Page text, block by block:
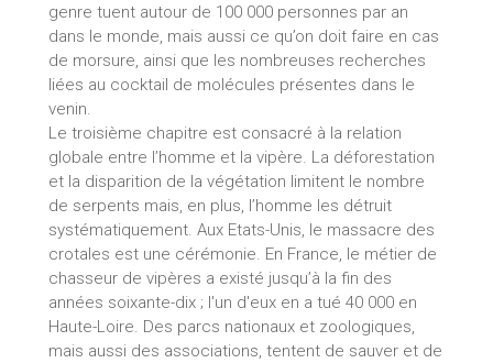
genre tuent autour de 100 000 personnes par an
dans le monde, mais aussi ce qu’on doit faire en cas
de morsure, ainsi que les nombreuses recherches
liées au cocktail de molécules présentes dans le
venin.
Le troisième chapitre est consacré à la relation
globale entre l’homme et la vipère. La déforestation
et la disparition de la végétation limitent le nombre
de serpents mais, en plus, l’homme les détruit
systématiquement. Aux Etats-Unis, le massacre des
crotales est une cérémonie. En France, le métier de
chasseur de vipères a existé jusqu’à la fin des
années soixante-dix ; l'un d'eux en a tué 40 000 en
Haute-Loire. Des parcs nationaux et zoologiques,
mais aussi des associations, tentent de sauver et de